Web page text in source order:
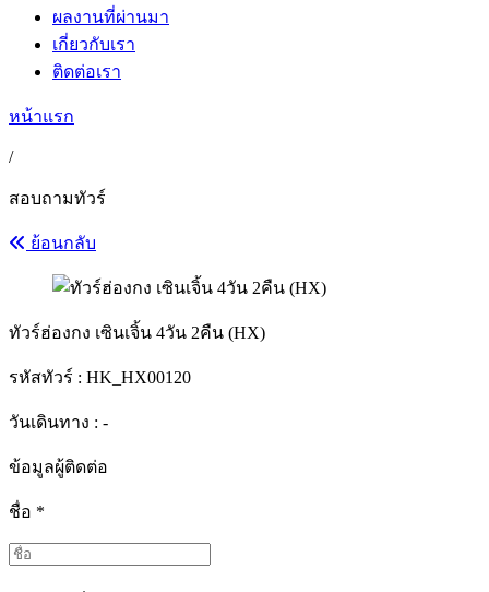
ผลงานที่ผ่านมา
เกี่ยวกับเรา
ติดต่อเรา
หน้าแรก
/
สอบถามทัวร์
ย้อนกลับ
ทัวร์ฮ่องกง เซินเจิ้น 4วัน 2คืน (HX)
รหัสทัวร์ : HK_HX00120
วันเดินทาง : -
ข้อมูลผู้ติดต่อ
ชื่อ *